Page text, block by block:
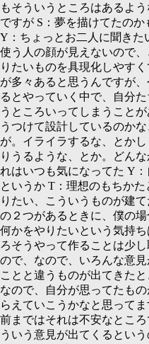
もそういうところはあるよ
ですが S： 夢を描けてたのか
Y： ちょっとお二人に聞きた
使う人の顔が見えないので
りたいものを具現化しやす
が多々あると思うんですが
るとやっていく中で、自分
うところいってしまうこと
うつけて設計しているのか
が。イライラするな、とか
りうるような、とか。どん
れはいつも気になってた Y：
というか T： 理想のもちか
りたい、こういうものが建
の２つがあるときに、僕の
何かをやりたいという気持
ろそうやって作ることは少
ので、なので、いろんな意
ことと違うものが出てきた
なので、自分が思ってたも
らえていこうかなと思って
前まではそれは不安なとこ
ういう意見が出てくるとい